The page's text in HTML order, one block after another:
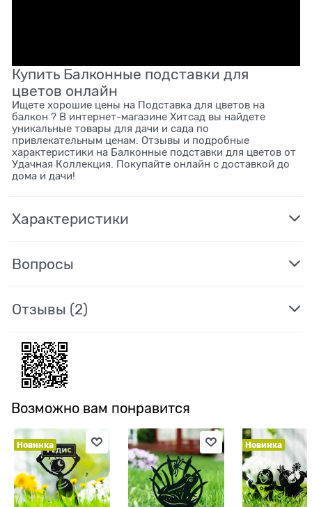
Купить Балконные подставки для
цветов онлайн
Ищете хорошие цены на Подставка для цветов на
балкон ? В интернет-магазине Хитсад вы найдете
уникальные товары для дачи и сада по
привлекательным ценам. Отзывы и подробные
характеристики на Балконные подставки для цветов от
Удачная Коллекция. Покупайте онлайн с доставкой до
дома и дачи!
Характеристики
Вопросы
Отзывы (2)
Возможно вам понравится
Новинка Новинка